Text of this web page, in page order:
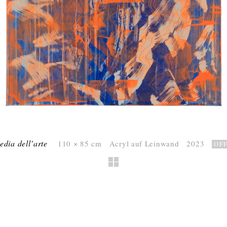
dell’arte 110 × 85 cm Acryl auf Leinwand 2023